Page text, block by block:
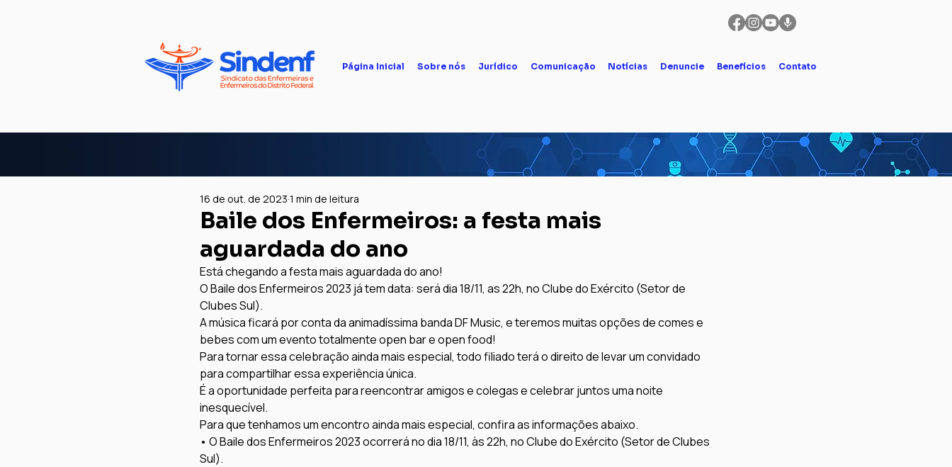
Página Inicial Sobre nós Jurídico Comunicação Notícias Denuncie Benefícios Contato
Baile dos Enfermeiros: a festa mais
aguardada do ano
16 de out. de 2023 1 min de leitura
Está chegando a festa mais aguardada do ano!
O Baile dos Enfermeiros 2023 já tem data: será dia 18/11, as 22h, no Clube do Exército (Setor de
Clubes Sul).
A música ficará por conta da animadíssima banda DF Music, e teremos muitas opções de comes e
bebes com um evento totalmente open bar e open food!
Para tornar essa celebração ainda mais especial, todo filiado terá o direito de levar um convidado
para compartilhar essa experiência única.
É a oportunidade perfeita para reencontrar amigos e colegas e celebrar juntos uma noite
inesquecível.
Para que tenhamos um encontro ainda mais especial, confira as informações abaixo.
• O Baile dos Enfermeiros 2023 ocorrerá no dia 18/11, às 22h, no Clube do Exército (Setor de Clubes
Sul).